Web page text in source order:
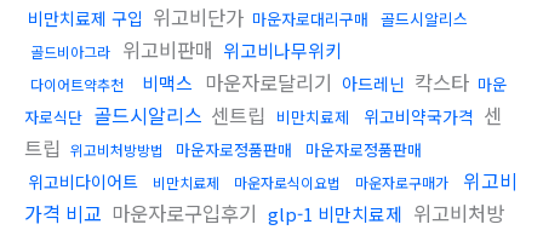
비만치료제 구입 위고비단가 마운자로대리구매 골드시알리스
골드비아그라 위고비판매 위고비나무위키
다이어트약추천 비맥스 마운자로달리기 아드레닌 칵스타 마운
자로식단 골드시알리스 센트립 비만치료제 위고비약국가격 센
트립 위고비처방방법 마운자로정품판매 마운자로정품판매
위고비다이어트 비만치료제 마운자로식이요법 마운자로구매가
위고비
가격 비교 마운자로구입후기 glp-1 비만치료제 위고비처방